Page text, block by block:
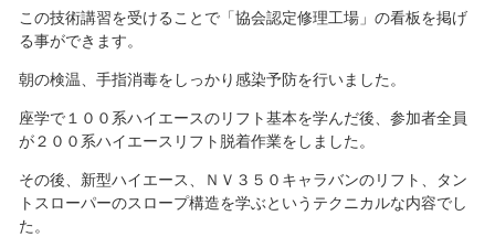
この技術講習を受けることで「協会認定修理工場」の看板を掲げ
る事ができます。
朝の検温、手指消毒をしっかり感染予防を行いました。
座学で１００系ハイエースのリフト基本を学んだ後、参加者全員
が２００系ハイエースリフト脱着作業をしました。
その後、新型ハイエース、ＮＶ３５０キャラバンのリフト、タン
トスローパーのスロープ構造を学ぶというテクニカルな内容でし
た。